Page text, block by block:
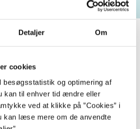
Detaljer Om
cookies
besøgsstatistik og optimering af
kan til enhver tid ændre eller
ved at klikke på ”Cookies” i
kan læse mere om de anvendte
dolor sit amet ...